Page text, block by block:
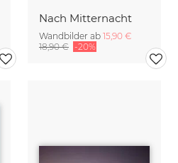
Nach Mitternacht
Wandbilder ab 15,90 €
18,90 € -20%